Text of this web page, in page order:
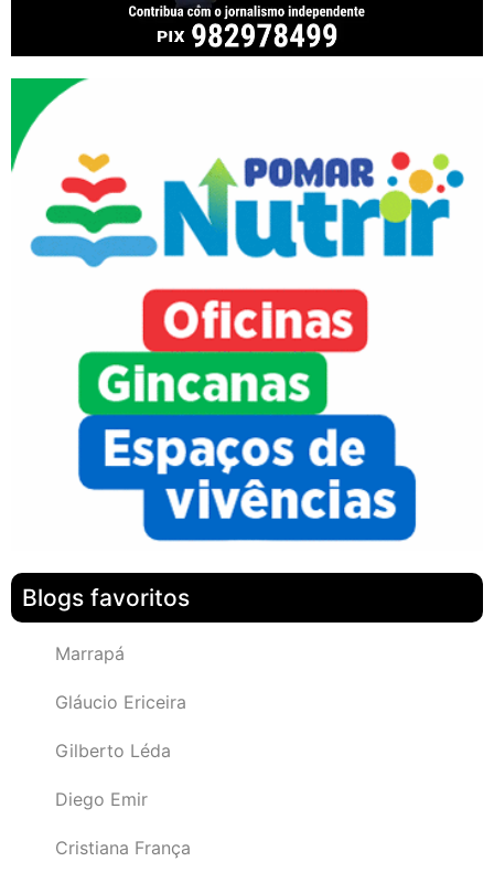
Blogs favoritos
Marrapá
Gláucio Ericeira
Gilberto Léda
Diego Emir
Cristiana França